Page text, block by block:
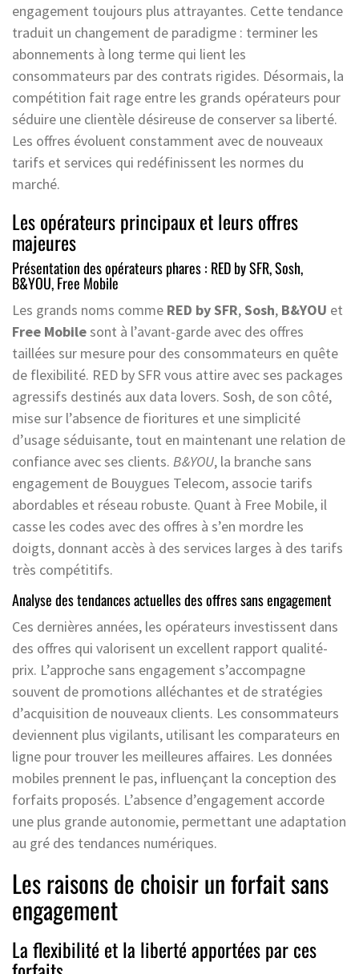
engagement toujours plus attrayantes. Cette tendance
traduit un changement de paradigme : terminer les
abonnements à long terme qui lient les
consommateurs par des contrats rigides. Désormais, la
compétition fait rage entre les grands opérateurs pour
séduire une clientèle désireuse de conserver sa liberté.
Les offres évoluent constamment avec de nouveaux
tarifs et services qui redéfinissent les normes du
marché.
Les opérateurs principaux et leurs offres
majeures
Présentation des opérateurs phares : RED by SFR, Sosh,
B&YOU, Free Mobile
Les grands noms comme RED by SFR,Sosh, B&YOU et
Free Mobilesont à l’avant-garde avec des offres
taillées sur mesure pour des consommateurs en quête
de flexibilité. RED by SFR vous attire avec ses packages
agressifs destinés aux data lovers. Sosh, de son côté,
mise sur l’absence de fioritures et une simplicité
d’usage séduisante, tout en maintenant une relation de
confiance avec ses clients. B&YOU, la branche sans
engagement de Bouygues Telecom, associe tarifs
abordables et réseau robuste. Quant à Free Mobile, il
casse les codes avec des offres à s’en mordre les
doigts, donnant accès à des services larges à des tarifs
très compétitifs.
Analyse des tendances actuelles des offres sans engagement
Ces dernières années, les opérateurs investissent dans
des offres qui valorisent un excellent rapport qualité-
prix. L’approche sans engagement s’accompagne
souvent de promotions alléchantes et de stratégies
d’acquisition de nouveaux clients. Les consommateurs
deviennent plus vigilants, utilisant les comparateurs en
ligne pour trouver les meilleures affaires. Les données
mobiles prennent le pas, influençant la conception des
forfaits proposés. L’absence d’engagement accorde
une plus grande autonomie, permettant une adaptation
au gré des tendances numériques.
Les raisons de choisir un forfait sans
engagement
La flexibilité et la liberté apportées par ces